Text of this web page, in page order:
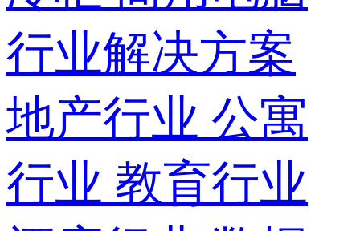
行业解决方案
地产行业 公寓
行业 教育行业